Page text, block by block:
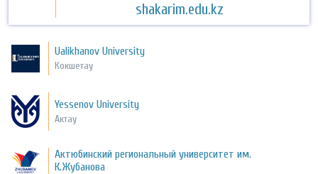
shakarim.edu.kz
Ualikhanov University
Кокшетау
Yessenov University
Актау
Актюбинский региональный университет им.
К.Жубанова